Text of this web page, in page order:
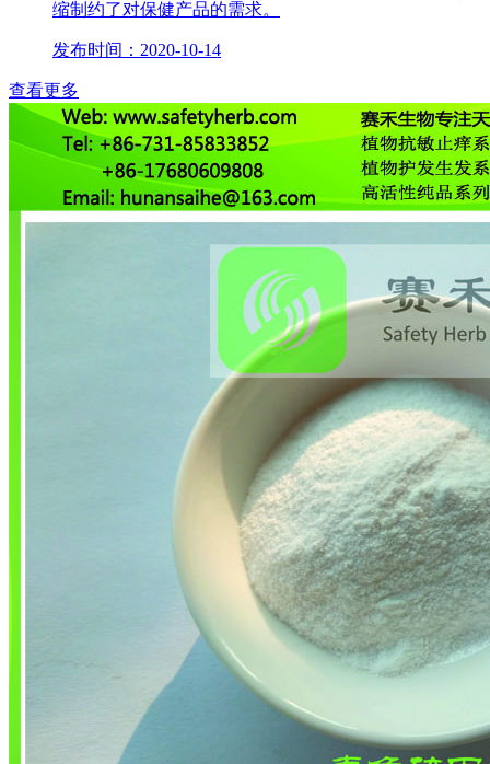
缩制约了对保健产品的需求。
发布时间：2020-10-14
查看更多